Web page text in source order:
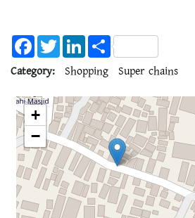
FacebookTwitterLinkedInShare
Category:
Shopping Super chains
+
−